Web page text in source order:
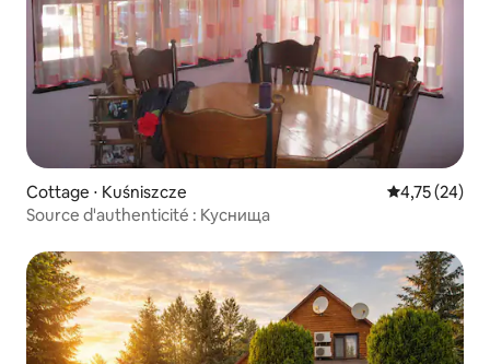
Cottage ⋅ Kuśniszcze Évaluation
4,75 (24)
Source d'authenticité : Куснища